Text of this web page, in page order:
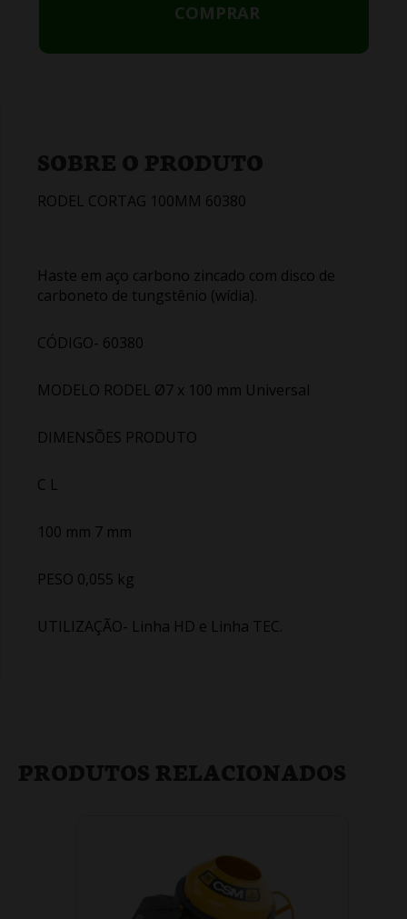
COMPRAR
PRODUTOS RELACIONADOS
SOBRE O PRODUTO
RODEL CORTAG 100MM 60380
Haste em aço carbono zincado com disco de
carboneto de tungstênio (wídia).
CÓDIGO- 60380
MODELO RODEL Ø7 x 100 mm Universal
DIMENSÕES PRODUTO
C L
100 mm 7 mm
PESO 0,055 kg
UTILIZAÇÃO- Linha HD e Linha TEC.